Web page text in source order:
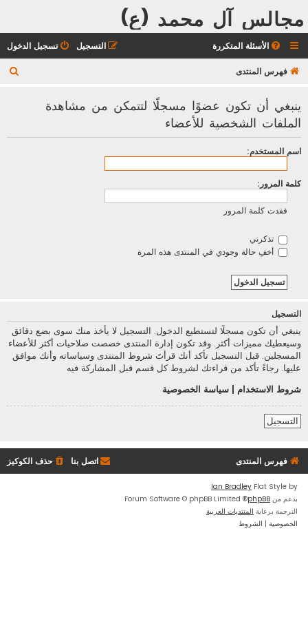
مجالس آل محمد (ع)
الأسئلة المتكررة تسجيل الدخول التسجيل
فهرس المنتدى
ينبغي أن تكون عضوًا مسجلًا لتتمكن من مشاهدة
الملفات الشخصية للأعضاء
اسم المستخدم:
كلمة المرور:
فقدت كلمة المرور
تذكرني
أخفِ حالة وجودي في المنتدى هذه المرة
التسجيل
ينبغي أن تكون مسجلًا لتستطيع الدخول. التسجيل لا يأخذ منك سوى بضع دقائق
وسيعطيك مميزات أكثر. وقد تكون إدارة المنتدى خصصت صلاحيات أكثر للأعضاء
المسجلين. قبل التسجيل تأكد أنك قرأتَ شروط المنتدى وسياساته وأنك موافق
عليها. رجاءً تأكد من قراءتك لشروط كل قسم قبل المشاركة فيه
شروط الاستخدام
سياسة الخصوصية
التسجيل
فهرس المنتدى حذف الكوكيز اتصل بنا
Flat Style by
Ian Bradley
بدعم من phpBB
® Forum Software © phpBB Limited
الترجمة برعاية المنتديات العربية
الخصوصية | الشروط